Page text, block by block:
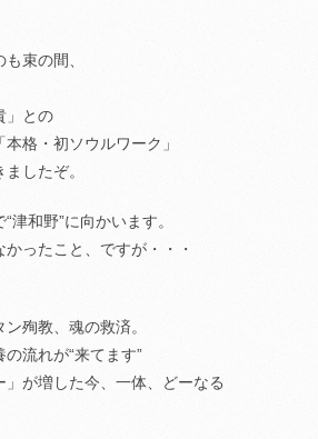
束の間、
」との
格・初ソウルワーク」
したぞ。
津和野”に向かいます。
かったこと、ですが・・・
殉教、魂の救済。
流れが“来てます”
」が増した今、一体、どーなる